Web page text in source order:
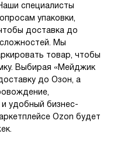
специалисты
упаковки,
доставка до
Мы
товар, чтобы
Выбирая «Мейджик
до Озон, а
удобный бизнес-
Ozon будет